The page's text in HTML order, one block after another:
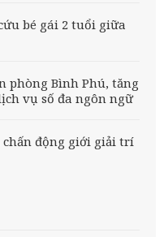
bé gái 2 tuổi giữa
phòng Bình Phú, tăng
vụ số đa ngôn ngữ
chấn động giới giải trí